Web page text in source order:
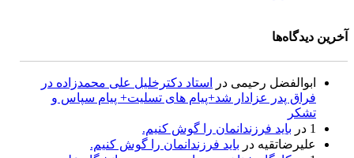
آخرین دیدگاه‌ها
ابوالفضل رحیمی در
استاد دکترخلیل علی محمدزاده در
فراق پدر عزادار شد+پیام های تسلیت+ پیام سپاس و
تشکر
1 در باید فرزندانمان را گوش کنیم.
علیرضاتقیه در باید فرزندانمان را گوش کنیم.